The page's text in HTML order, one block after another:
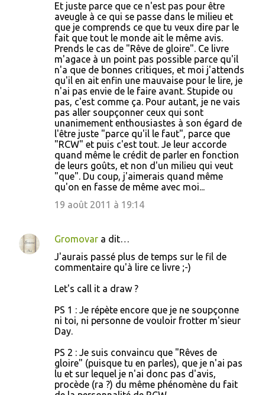
Et juste parce que ce n'est pas pour être
aveugle à ce qui se passe dans le milieu et
que je comprends ce que tu veux dire par le
fait que tout le monde ait le même avis.
Prends le cas de "Rêve de gloire". Ce livre
m'agace à un point pas possible parce qu'il
n'a que de bonnes critiques, et moi j'attends
qu'il en ait enfin une mauvaise pour le lire, je
n'ai pas envie de le faire avant. Stupide ou
pas, c'est comme ça. Pour autant, je ne vais
pas aller soupçonner ceux qui sont
unanimement enthousiastes à son égard de
l'être juste "parce qu'il le faut", parce que
"RCW" et puis c'est tout. Je leur accorde
quand même le crédit de parler en fonction
de leurs goûts, et non d'un milieu qui veut
"que". Du coup, j'aimerais quand même
qu'on en fasse de même avec moi...
19 août 2011 à 19:14
Gromovar a dit…
J'aurais passé plus de temps sur le fil de
commentaire qu'à lire ce livre ;-)
Let's call it a draw ?
PS 1 : Je répète encore que je ne soupçonne
ni toi, ni personne de vouloir frotter m'sieur
Day.
PS 2 : Je suis convaincu que "Rêves de
gloire" (puisque tu en parles), que je n'ai pas
lu et sur lequel je n'ai donc pas d'avis,
procède (ra ?) du même phénomène du fait